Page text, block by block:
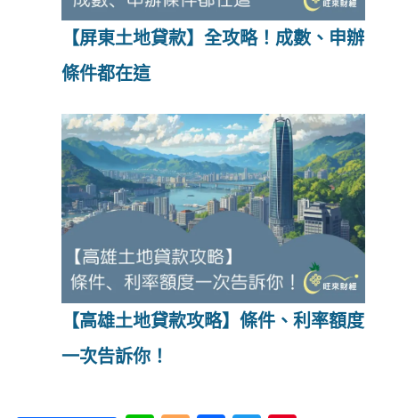
【屏東土地貸款】全攻略！成數、申辦
條件都在這
【高雄土地貸款攻略】條件、利率額度
一次告訴你！